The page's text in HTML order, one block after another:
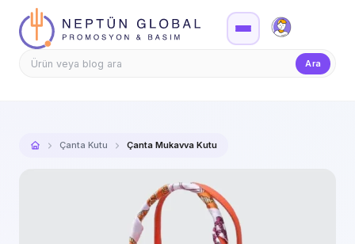
Firma Girişi
Ara
Çanta Kutu Çanta Mukavva Kutu